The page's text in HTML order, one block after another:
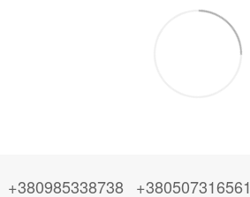
+380985338738 +380507316561